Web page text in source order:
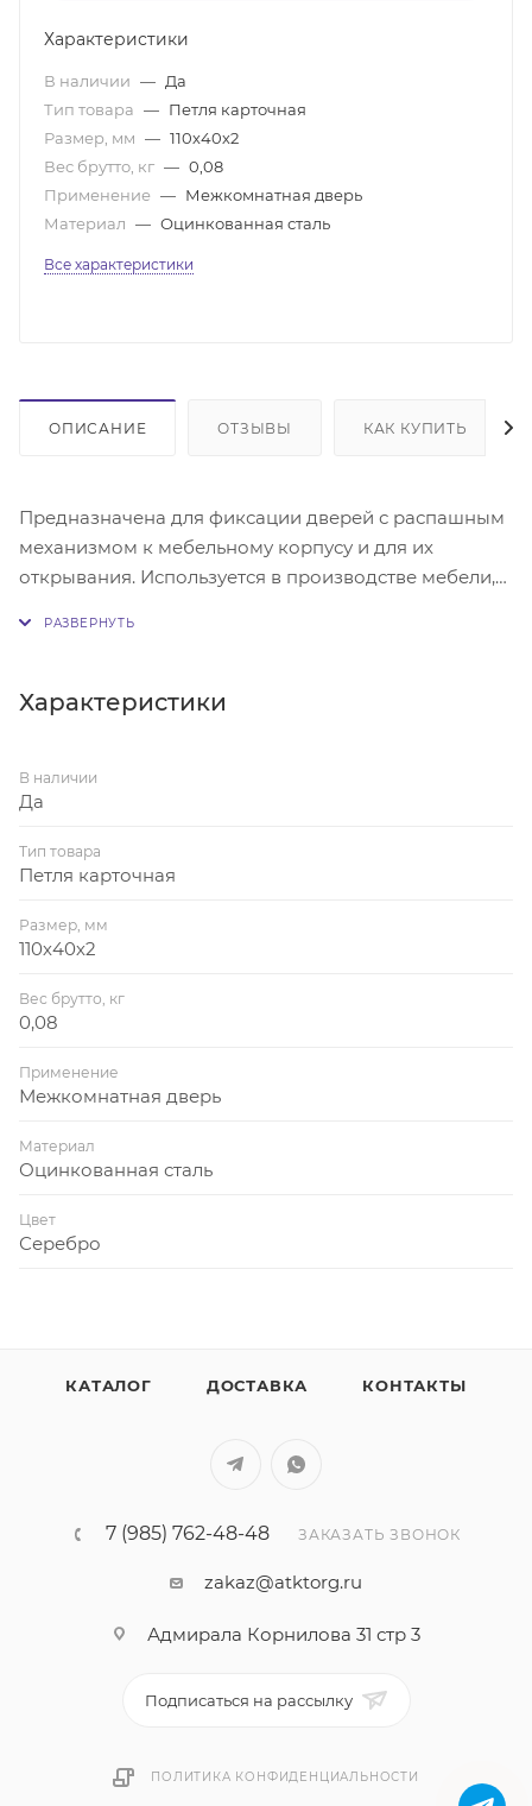
Характеристики
В наличии — Да
Тип товара — Петля карточная
Размер, мм — 110х40х2
Вес брутто, кг — 0,08
Применение — Межкомнатная дверь
Материал — Оцинкованная сталь
Все характеристики
ОПИСАНИЕ ОТЗЫВЫ КАК КУПИТЬ
Предназначена для фиксации дверей с распашным
механизмом к мебельному корпусу и для их
открывания. Используется в производстве мебели,
Характеристики
В наличии
Да
Тип товара
Петля карточная
Размер, мм
110х40х2
Вес брутто, кг
0,08
Применение
Межкомнатная дверь
Материал
Оцинкованная сталь
Цвет
Серебро
КАТАЛОГ ДОСТАВКА КОНТАКТЫ
7 (985) 762-48-48 ЗАКАЗАТЬ ЗВОНОК
zakaz@atktorg.ru
Адмирала Корнилова 31 стр 3
Подписаться на рассылку
ПОЛИТИКА КОНФИДЕНЦИАЛЬНОСТИ